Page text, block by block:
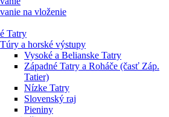
na vloženie
Tatry
Túry a horské výstupy
Vysoké a Belianske Tatry
Západné Tatry a Roháče (časť Záp.
Tatier)
Nízke Tatry
Slovenský raj
Pieniny